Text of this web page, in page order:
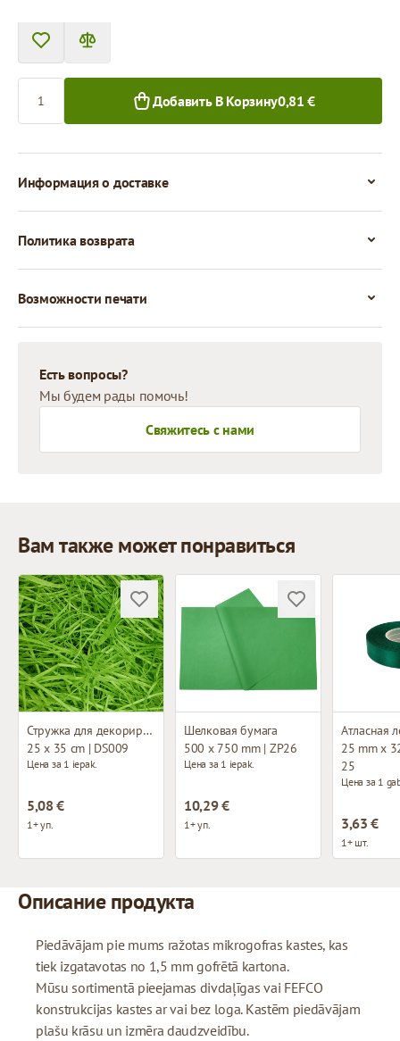
Добавить В Корзину0,81 €
Информация о доставке
Политика возврата
Возможности печати
Есть вопросы?
Мы будем рады помочь!
Свяжитесь с нами
Вам также может понравиться
Стружка для декорирования
25 x 35 cm | DS009
Цена за 1 iepak.
5,08 €
1+ уп.
Шелковая бумага
500 x 750 mm | ZP26
Цена за 1 iepak.
10,29 €
1+ уп.
Атласная
25 mm x
25
Цена за 1
3,63 €
1+ шт.
Описание продукта
Piedāvājam pie mums ražotas mikrogofras kastes, kas
tiek izgatavotas no 1,5 mm gofrētā kartona.
Mūsu sortimentā pieejamas divdaļīgas vai FEFCO
konstrukcijas kastes ar vai bez loga. Kastēm piedāvājam
plašu krāsu un izmēra daudzveidību.